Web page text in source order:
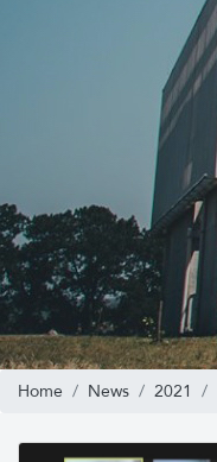
Home News 2021